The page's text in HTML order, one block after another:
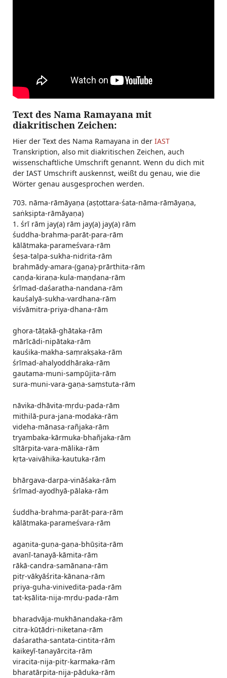
Text des Nama Ramayana mit
diakritischen Zeichen:
Hier der Text des Nama Ramayana in der IAST
Transkription, also mit diakritischen Zeichen, auch
wissenschaftliche Umschrift genannt. Wenn du dich mit
der IAST Umschrift auskennst, weißt du genau, wie die
Wörter genau ausgesprochen werden.
703. nāma-rāmāyaṇa (aṣṭottara-śata-nāma-rāmāyaṇa,
saṅkṣipta-rāmāyaṇa)
1. śrī rām jay(a) rām jay(a) jay(a) rām
śuddha-brahma-parāt-para-rām
kālātmaka-parameśvara-rām
śeṣa-talpa-sukha-nidrita-rām
brahmādy-amara-(gaṇa)-prārthita-rām
caṇḍa-kiraṇa-kula-maṇḍana-rām
śrīmad-daśaratha-nandana-rām
kauśalyā-sukha-vardhana-rām
viśvāmitra-priya-dhana-rām
ghora-tāṭakā-ghātaka-rām
mārīcādi-nipātaka-rām
kauśika-makha-saṃrakṣaka-rām
śrīmad-ahalyoddhāraka-rām
gautama-muni-sampūjita-rām
sura-muni-vara-gaṇa-saṃstuta-rām
nāvika-dhāvita-mṛdu-pada-rām
mithilā-pura-jana-modaka-rām
videha-mānasa-rañjaka-rām
tryambaka-kārmuka-bhañjaka-rām
sītārpita-vara-mālika-rām
kṛta-vaivāhika-kautuka-rām
bhārgava-darpa-vināśaka-rām
śrīmad-ayodhyā-pālaka-rām
śuddha-brahma-parāt-para-rām
kālātmaka-parameśvara-rām
agaṇita-guṇa-gaṇa-bhūṣita-rām
avanī-tanayā-kāmita-rām
rākā-candra-samānana-rām
pitṛ-vākyāśrita-kānana-rām
priya-guha-vinivedita-pada-rām
tat-kṣālita-nija-mṛdu-pada-rām
bharadvāja-mukhānandaka-rām
citra-kūṭādri-niketana-rām
daśaratha-santata-cintita-rām
kaikeyī-tanayārcita-rām
viracita-nija-pitṛ-karmaka-rām
bharatārpita-nija-pāduka-rām